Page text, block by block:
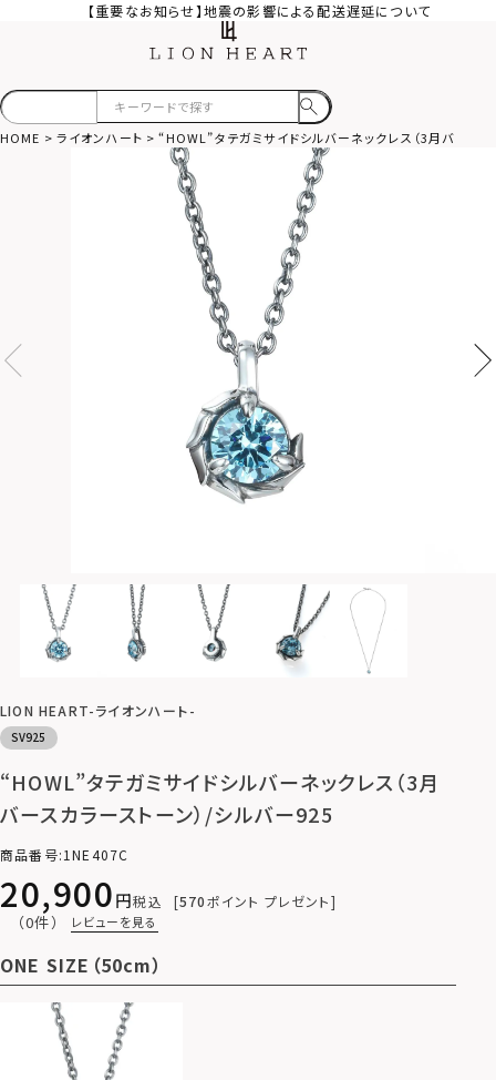
【重要なお知らせ】地震の影響による配送遅延について
HOME ライオンハート “HOWL”タテガミサイドシルバーネックレス（3月バース
LION HEART-ライオンハート-
SV925
“HOWL”タテガミサイドシルバーネックレス（3月
バースカラーストーン）/シルバー925
商品番号 1NE407C
20,900 税込 570ポイント プレゼント
（0件） レビューを見る
ONE SIZE（50cm）